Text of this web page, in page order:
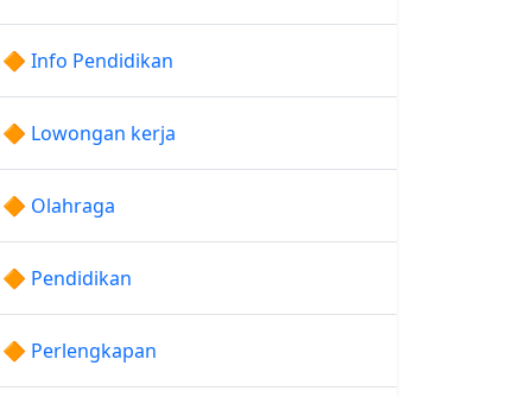
🔶 Info Pendidikan
🔶 Lowongan kerja
🔶 Olahraga
🔶 Pendidikan
🔶 Perlengkapan